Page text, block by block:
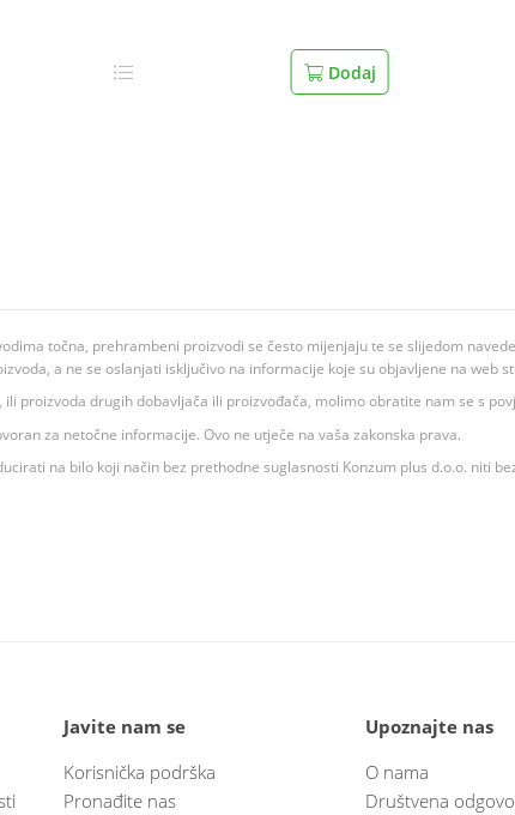
Dodaj
točna, prehrambeni proizvodi se često mijenjaju te se slijedom
a ne se oslanjati isključivo na informacije koje su objavljene na web
proizvoda drugih dobavljača ili proizvođača, molimo obratite nam se s
za netočne informacije. Ovo ne utječe na vaša zakonska prava.
na bilo koji način bez prethodne suglasnosti Konzum plus d.o.o. niti
Javite nam se
Korisnička podrška
Pronađite nas
Upoznajte nas
O nama
Društvena